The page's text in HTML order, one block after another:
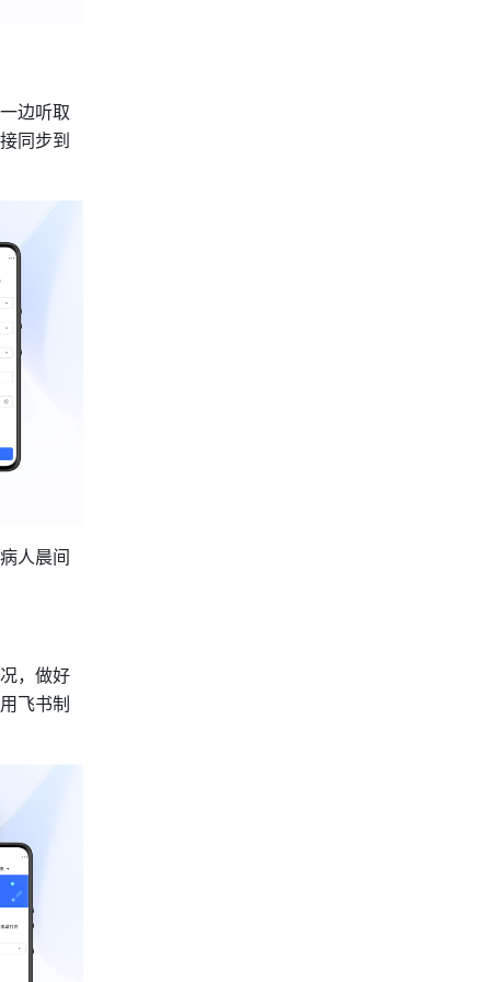
边听取
同步到
人晨间
，做好
飞书制